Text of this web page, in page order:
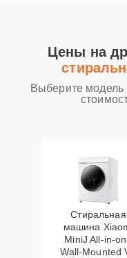
Цены на
Выберите модель
Стиральная
машина
MiniJ All-in-
Wall-Mounted